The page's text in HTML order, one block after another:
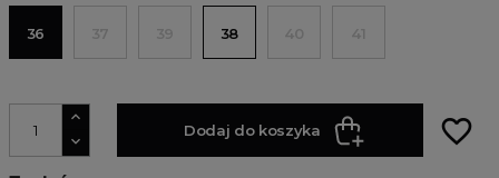
36 37 39 38 40 41
Dodaj do koszyka favorite_border